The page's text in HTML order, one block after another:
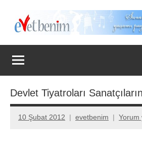
Evet
Benim
Devlet Tiyatroları
10 Şubat 2012 evetbenim Yorum